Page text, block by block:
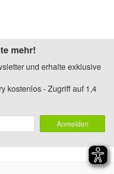
mehr!
und erhalte exklusive
kostenlos - Zugriff auf 1,4
Anmelden